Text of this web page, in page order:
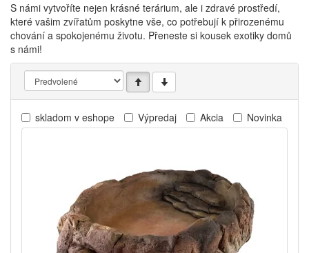
S námi vytvoříte nejen krásné terárium, ale i zdravé prostředí,
které vašim zvířatům poskytne vše, co potřebují k přirozenému
chování a spokojenému životu. Přeneste si kousek exotiky domů
s námi!
skladom v eshope Výpredaj Akcia Novinka